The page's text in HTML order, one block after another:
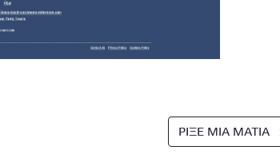
ΡΙΞΕ ΜΙΑ ΜΑΤΙΑ